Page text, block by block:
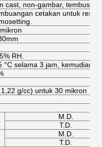
cast, non-gambar, tembus
cetakan untuk resin
RH.
selama 3 jam, kemudian
g/cc) untuk 30 mikron
M.D.
T.D.
M.D.
T.D.